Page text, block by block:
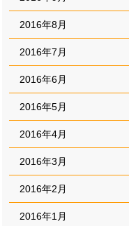
2016年8月
2016年7月
2016年6月
2016年5月
2016年4月
2016年3月
2016年2月
2016年1月